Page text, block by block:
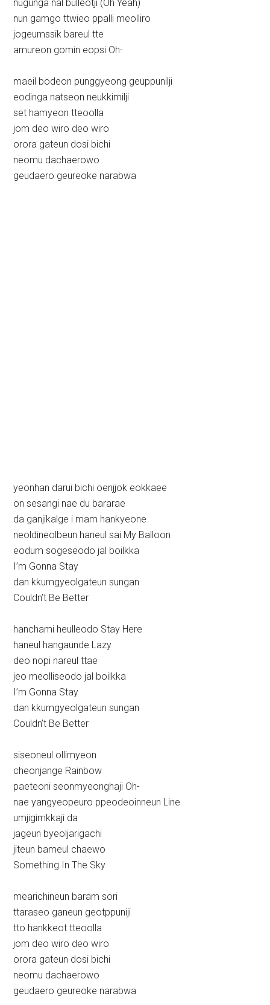
nugunga nal bulleotji (Oh Yeah)
nun gamgo ttwieo ppalli meolliro
jogeumssik bareul tte
amureon gomin eopsi Oh-
maeil bodeon punggyeong geuppunilji
eodinga natseon neukkimilji
set hamyeon tteoolla
jom deo wiro deo wiro
orora gateun dosi bichi
neomu dachaerowo
geudaero geureoke narabwa
yeonhan darui bichi oenjjok eokkaee
on sesangi nae du bararae
da ganjikalge i mam hankyeone
neoldineolbeun haneul sai My Balloon
eodum sogeseodo jal boilkka
I’m Gonna Stay
dan kkumgyeolgateun sungan
Couldn’t Be Better
hanchami heulleodo Stay Here
haneul hangaunde Lazy
deo nopi nareul ttae
jeo meolliseodo jal boilkka
I’m Gonna Stay
dan kkumgyeolgateun sungan
Couldn’t Be Better
siseoneul ollimyeon
cheonjange Rainbow
paeteoni seonmyeonghaji Oh-
nae yangyeopeuro ppeodeoinneun Line
umjigimkkaji da
jageun byeoljarigachi
jiteun bameul chaewo
Something In The Sky
mearichineun baram sori
ttaraseo ganeun geotppuniji
tto hankkeot tteoolla
jom deo wiro deo wiro
orora gateun dosi bichi
neomu dachaerowo
geudaero geureoke narabwa